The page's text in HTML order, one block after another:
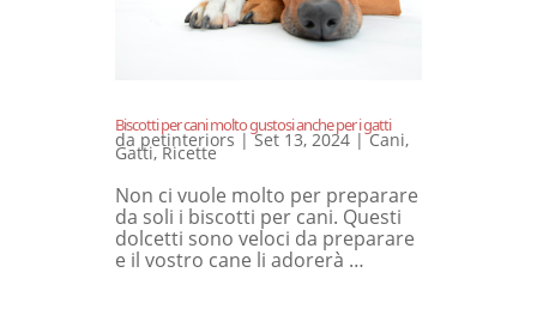
Biscotti per cani molto gustosi anche per i gatti
da petinteriors |Set 13, 2024 |Cani,
Gatti,Ricette
Non ci vuole molto per preparare
da soli i biscotti per cani. Questi
dolcetti sono veloci da preparare
e il vostro cane li adorerà …